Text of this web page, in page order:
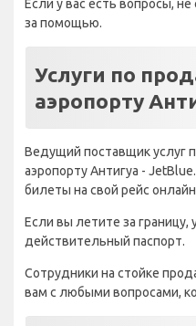
Если у вас есть вопросы,
за помощью.
Услуги по
аэропорту
Ведущий поставщик услуг
аэропорту Антигуа -
билеты на свой рейс
Если вы летите за
действительный паспорт.
Сотрудники на стойке
вам с любыми вопросами,